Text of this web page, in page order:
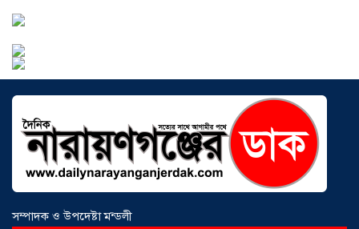
২০২৬
আড়াইহাজারে বান্টি বাজারে ৫ গ্রাম
হেরোইনসহ যুবক গ্রেপ্তার
০৩ আগস্ট ২০২৬
সম্পাদক ও উপদেষ্টা মন্ডলী